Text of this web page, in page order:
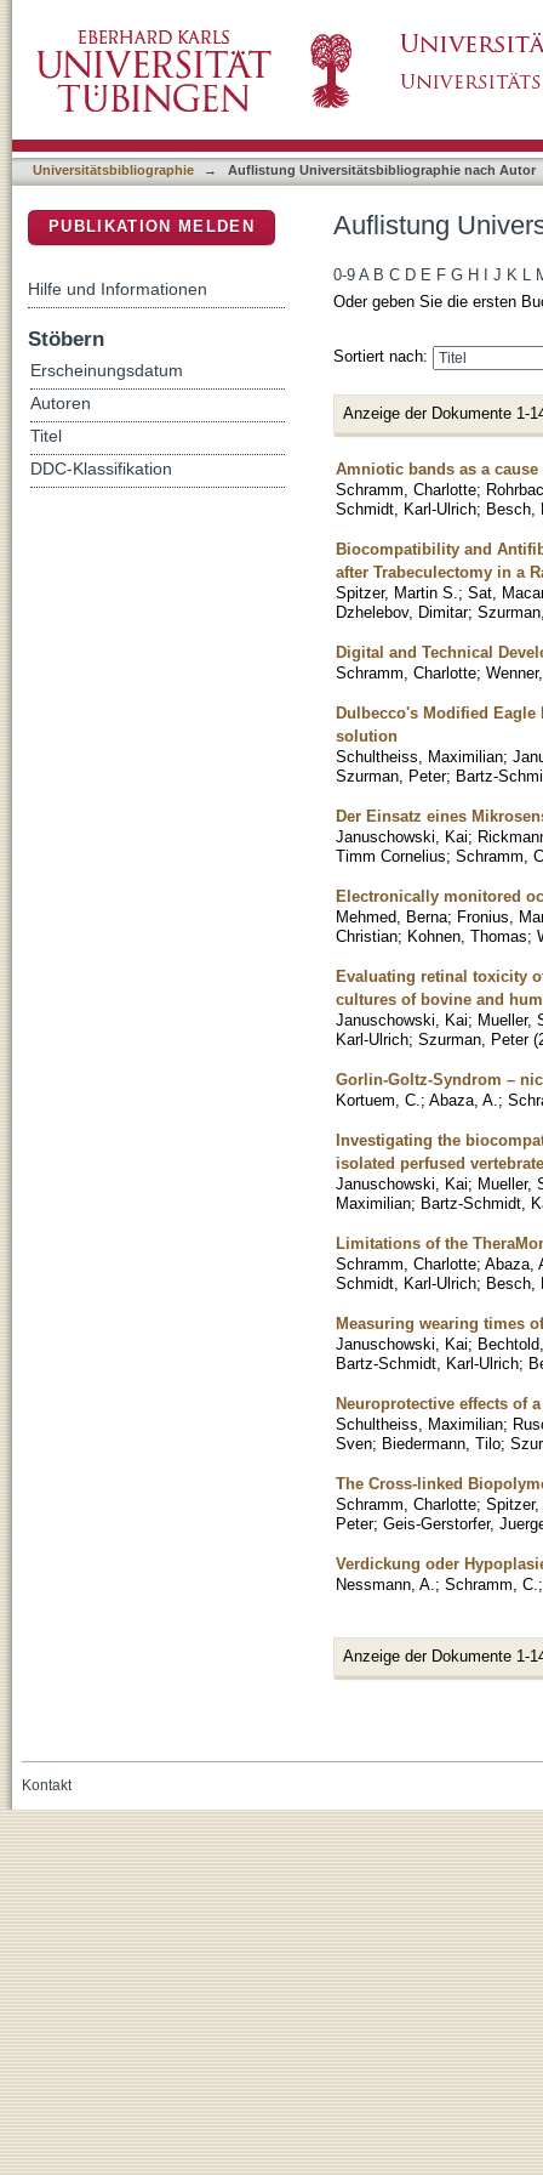
Universitätsbibliographie → Auflistung Universitätsbibliographie nach Autor
Auflistung
0-9 A B C D E F G H J K L
Oder geben Sie die ersten
Sortiert nach:
Anzeige der Dokumente 1-
Amniotic bands as a
Schramm, Charlotte;
Schmidt, Karl-Ulrich; Besch,
Biocompatibility and
after Trabeculectomy in a
Spitzer, Martin S. ; Sat,
Dzhelebov, Dimitar;
Digital and Technical
Schramm, Charlotte;
Dulbecco's Modified
solution
Schultheiss, Maximilian;
Szurman, Peter; Bartz-
Der Einsatz eines
Januschowski, Kai;
Timm Cornelius; Schramm,
Electronically monitored
Mehmed, Berna; Fronius,
Christian; Kohnen, Thomas;
Evaluating retinal toxicity
cultures of bovine and
Januschowski, Kai; Mueller,
Karl-Ulrich; Szurman, Peter (
Gorlin-Goltz-Syndrom –
Kortuem, C. ; Abaza, A. ;
Investigating the
isolated perfused
Januschowski, Kai; Mueller,
Maximilian; Bartz-Schmidt,
Limitations of the
Schramm, Charlotte; Abaza,
Schmidt, Karl-Ulrich; Besch,
Measuring wearing times
Januschowski, Kai;
Bartz-Schmidt, Karl-Ulrich;
Neuroprotective effects of
Schultheiss, Maximilian;
Sven; Biedermann, Tilo;
The Cross-linked
Schramm, Charlotte;
Peter; Geis-Gerstorfer,
Verdickung oder
Nessmann, A. ; Schramm, C.
Anzeige der Dokumente 1-
PUBLIKATION MELDEN
Hilfe und Informationen
Stöbern
Erscheinungsdatum
Autoren
Titel
DDC-Klassifikation
Kontakt